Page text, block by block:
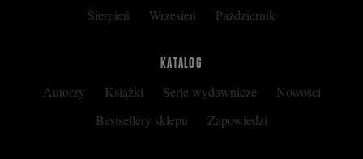
Sierpień Wrzesień Październik
KATALOG
Autorzy Książki Serie wydawnicze
Nowości
Bestsellery sklepu
Zapowiedzi